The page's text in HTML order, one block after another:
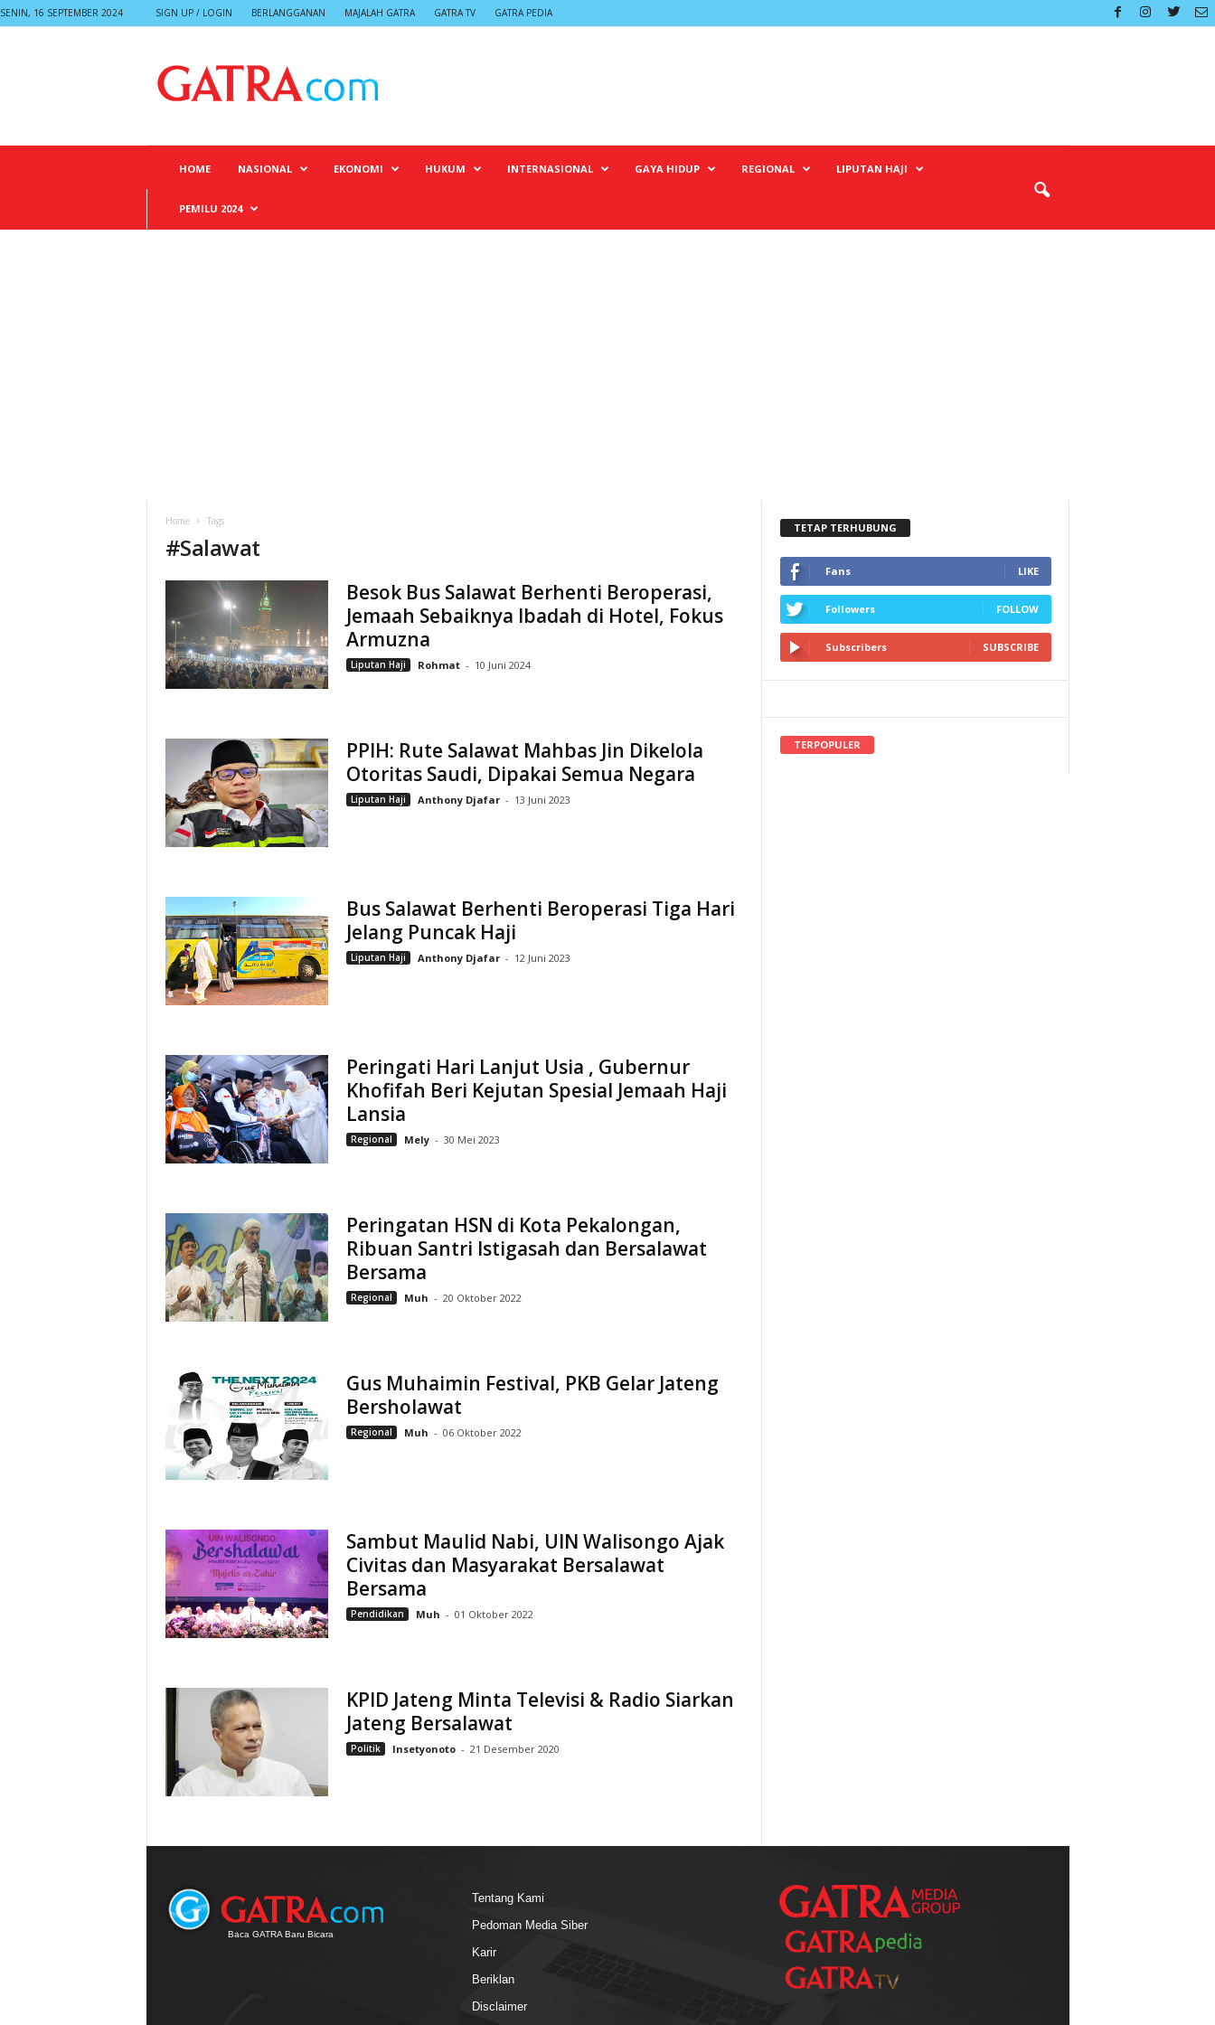
SENIN, 16 SEPTEMBER 2024 SIGN UP / LOGIN BERLANGGANAN MAJALAH GATRA GATRA TV GATRA PEDIA
HOME NASIONAL EKONOMI HUKUM INTERNASIONAL GAYA HIDUP REGIONAL LIPUTAN HAJI
PEMILU 2024
Home Tags
#Salawat
Besok Bus Salawat Berhenti Beroperasi,
Jemaah Sebaiknya Ibadah di Hotel, Fokus
Armuzna
Liputan Haji Rohmat - 10 Juni 2024
PPIH: Rute Salawat Mahbas Jin Dikelola
Otoritas Saudi, Dipakai Semua Negara
Liputan Haji Anthony Djafar - 13 Juni 2023
Bus Salawat Berhenti Beroperasi Tiga Hari
Jelang Puncak Haji
Liputan Haji Anthony Djafar - 12 Juni 2023
Peringati Hari Lanjut Usia , Gubernur
Khofifah Beri Kejutan Spesial Jemaah Haji
Lansia
Regional Mely - 30 Mei 2023
Peringatan HSN di Kota Pekalongan,
Ribuan Santri Istigasah dan Bersalawat
Bersama
Regional Muh - 20 Oktober 2022
Gus Muhaimin Festival, PKB Gelar Jateng
Bersholawat
Regional Muh - 06 Oktober 2022
Sambut Maulid Nabi, UIN Walisongo Ajak
Civitas dan Masyarakat Bersalawat
Bersama
Pendidikan Muh - 01 Oktober 2022
KPID Jateng Minta Televisi & Radio Siarkan
Jateng Bersalawat
Politik Insetyonoto - 21 Desember 2020
TETAP TERHUBUNG
Fans LIKE
Followers FOLLOW
Subscribers SUBSCRIBE
TERPOPULER
Baca GATRA Baru Bicara
Tentang Kami
Pedoman Media Siber
Karir
Beriklan
Disclaimer